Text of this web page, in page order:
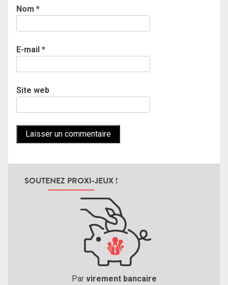
Nom *
E-mail *
Site web
SOUTENEZ PROXI-JEUX !
Par virement bancaire